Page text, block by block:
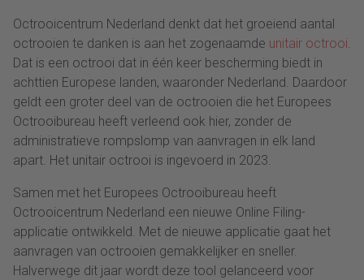
Octrooicentrum Nederland denkt dat het groeiend aantal
octrooien te danken is aan het zogenaamde unitair octrooi.
Dat is een octrooi dat in één keer bescherming biedt in
achttien Europese landen, waaronder Nederland. Daardoor
geldt een groter deel van de octrooien die het Europees
Octrooibureau heeft verleend ook hier, zonder de
administratieve rompslomp van aanvragen in elk land
apart. Het unitair octrooi is ingevoerd in 2023.
Samen met het Europees Octrooibureau heeft
Octrooicentrum Nederland een nieuwe Online Filing-
applicatie ontwikkeld. Met de nieuwe applicatie gaat het
aanvragen van octrooien gemakkelijker en sneller.
Halverwege dit jaar wordt deze tool gelanceerd voor